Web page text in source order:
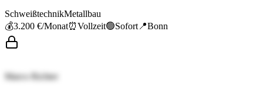
SchweißtechnikMetallbau
💰3.200 €/Monat⏰Vollzeit🟢Sofort 📍Bonn
Marco Richter